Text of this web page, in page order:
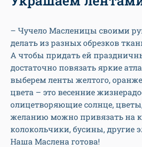
– Чучело Масленицы своими
делать из разных обрезков
А чтобы придать ей
достаточно повязать яркие
выберем ленты желтого,
цвета – это весенние
олицетворяющие солнце,
желанию можно привязать на
колокольчики, бусины, другие
Наша Маслена готова!